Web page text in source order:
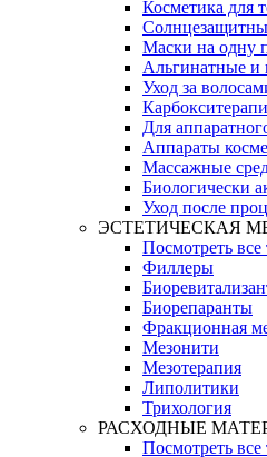
Косметика для
Маски на одну
Альгинатные и
Уход за
Для
Аппараты
Массажные
Биологически
Уход после
ЭСТЕТИЧЕСКАЯ
Посмотреть все
Филлеры
Биорепаранты
Фракционная
Мезонити
Мезотерапия
Липолитики
Трихология
РАСХОДНЫЕ
Посмотреть все